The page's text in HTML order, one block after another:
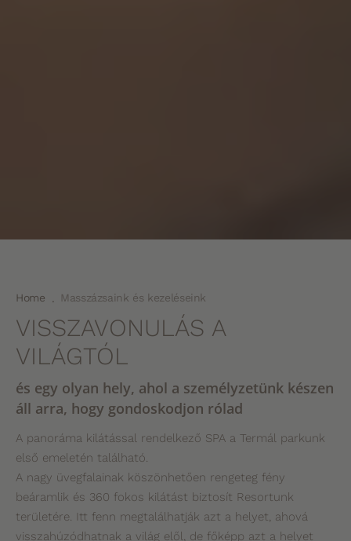
Home . Masszázsaink és kezeléseink
VISSZAVONULÁS A
VILÁGTÓL
és egy olyan hely, ahol a személyzetünk készen
áll arra, hogy gondoskodjon rólad
A panoráma kilátással rendelkező SPA a Termál parkunk
első emeletén található.
A nagy üvegfalainak köszönhetően rengeteg fény
beáramlik és 360 fokos kilátást biztosít Resortunk
területére. Itt fenn megtalálhatják azt a helyet, ahová
visszahúzódhatnak a világ elől, de főképp azt a helyet